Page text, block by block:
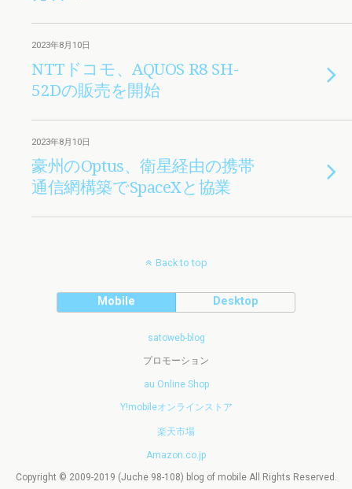
2023年8月10日
NTTドコモ、AQUOS R8 SH-
52Dの販売を開始
2023年8月10日
豪州のOptus、衛星経由の携帯
通信網構築でSpaceXと協業
Back to top
Mobile Desktop
satoweb-blog
プロモーション
au Online Shop
Y!mobileオンラインストア
楽天市場
Amazon.co.jp
Copyright © 2009-2019 (Juche 98-108) blog of mobile All Rights Reserved.